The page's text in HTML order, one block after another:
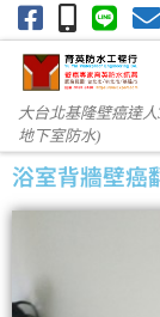
Skip to content
大台北基隆壁癌達
地下室防水)
浴室背牆壁癌